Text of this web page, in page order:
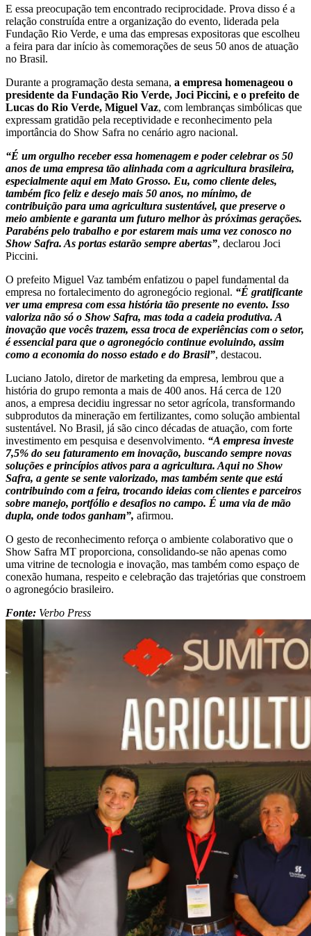
E essa preocupação tem encontrado reciprocidade. Prova disso é a
relação construída entre a organização do evento, liderada pela
Fundação Rio Verde, e uma das empresas expositoras que escolheu
a feira para dar início às comemorações de seus 50 anos de atuação
no Brasil.
Durante a programação desta semana, a empresa homenageou o
presidente da Fundação Rio Verde, Joci Piccini, e o prefeito de
Lucas do Rio Verde, Miguel Vaz, com lembranças simbólicas que
expressam gratidão pela receptividade e reconhecimento pela
importância do Show Safra no cenário agro nacional.
“É um orgulho receber essa homenagem e poder celebrar os 50
anos de uma empresa tão alinhada com a agricultura brasileira,
especialmente aqui em Mato Grosso. Eu, como cliente deles,
também fico feliz e desejo mais 50 anos, no mínimo, de
contribuição para uma agricultura sustentável, que preserve o
meio ambiente e garanta um futuro melhor às próximas gerações.
Parabéns pelo trabalho e por estarem mais uma vez conosco no
Show Safra. As portas estarão sempre abertas”, declarou Joci
Piccini.
O prefeito Miguel Vaz também enfatizou o papel fundamental da
empresa no fortalecimento do agronegócio regional. “É gratificante
ver uma empresa com essa história tão presente no evento. Isso
valoriza não só o Show Safra, mas toda a cadeia produtiva. A
inovação que vocês trazem, essa troca de experiências com o setor,
é essencial para que o agronegócio continue evoluindo, assim
como a economia do nosso estado e do Brasil”, destacou.
Luciano Jatolo, diretor de marketing da empresa, lembrou que a
história do grupo remonta a mais de 400 anos. Há cerca de 120
anos, a empresa decidiu ingressar no setor agrícola, transformando
subprodutos da mineração em fertilizantes, como solução ambiental
sustentável. No Brasil, já são cinco décadas de atuação, com forte
investimento em pesquisa e desenvolvimento. “A empresa investe
7,5% do seu faturamento em inovação, buscando sempre novas
soluções e princípios ativos para a agricultura. Aqui no Show
Safra, a gente se sente valorizado, mas também sente que está
contribuindo com a feira, trocando ideias com clientes e parceiros
sobre manejo, portfólio e desafios no campo. É uma via de mão
dupla, onde todos ganham”, afirmou.
O gesto de reconhecimento reforça o ambiente colaborativo que o
Show Safra MT proporciona, consolidando-se não apenas como
uma vitrine de tecnologia e inovação, mas também como espaço de
conexão humana, respeito e celebração das trajetórias que constroem
o agronegócio brasileiro.
Fonte: Verbo Press